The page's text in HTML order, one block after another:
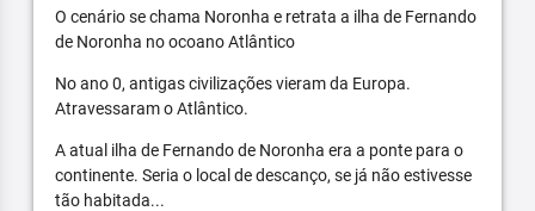
O cenário se chama Noronha e retrata a ilha de Fernando
de Noronha no ocoano Atlântico
No ano 0, antigas civilizações vieram da Europa.
Atravessaram o Atlântico.
A atual ilha de Fernando de Noronha era a ponte para o
continente. Seria o local de descanço, se já não estivesse
tão habitada...